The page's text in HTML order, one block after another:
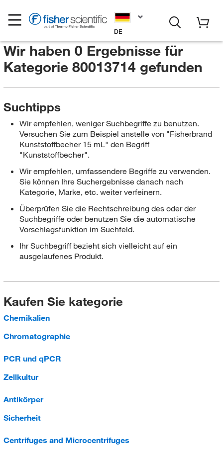
DE
Wir haben 0 Ergebnisse für
Kategorie 80013714gefunden
Suchtipps
Wir empfehlen, weniger Suchbegriffe zu benutzen.
Versuchen Sie zum Beispiel anstelle von "Fisherbrand
Kunststoffbecher 15 mL" den Begriff
"Kunststoffbecher".
Wir empfehlen, umfassendere Begriffe zu verwenden.
Sie können Ihre Suchergebnisse danach nach
Kategorie, Marke, etc. weiter verfeinern.
Überprüfen Sie die Rechtschreibung des oder der
Suchbegriffe oder benutzen Sie die automatische
Vorschlagsfunktion im Suchfeld.
Ihr Suchbegriff bezieht sich vielleicht auf ein
ausgelaufenes Produkt.
Kaufen Sie kategorie
Chemikalien
Chromatographie
PCR und qPCR
Zellkultur
Antikörper
Sicherheit
Centrifuges and Microcentrifuges